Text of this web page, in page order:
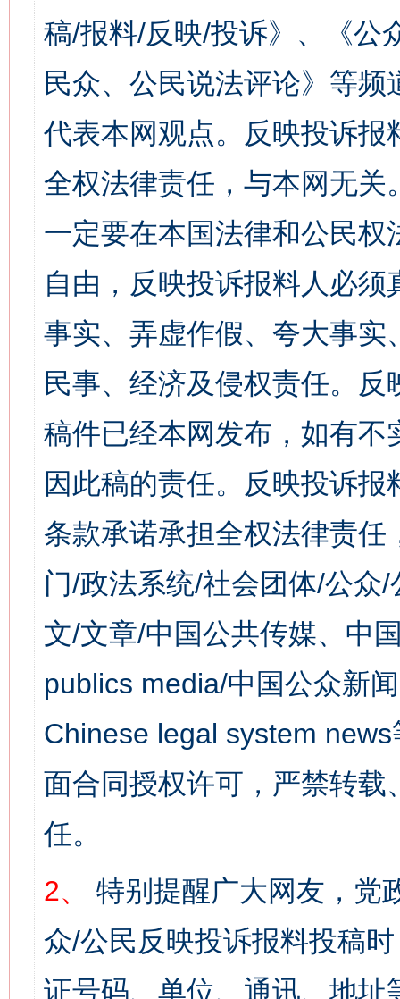
稿/报料/反映/投诉》、《公
民众、公民说法评论》等
代表本网观点。反映投诉
全权法律责任，与本网无
一定要在本国法律和公民
自由，反映投诉报料人必
事实、弄虚作假、夸大事
民事、经济及侵权责任。
稿件已经本网发布，如有
因此稿的责任。反映投诉
条款承诺承担全权法律责
门/政法系统/社会团体/公众
文/文章/中国公共传媒、中
publics media/中国公众新
Chinese legal system
面合同授权许可，严禁转
任。
2、
特别提醒广大网友，党
众/公民反映投诉报料投稿
证号码、单位、通讯、地